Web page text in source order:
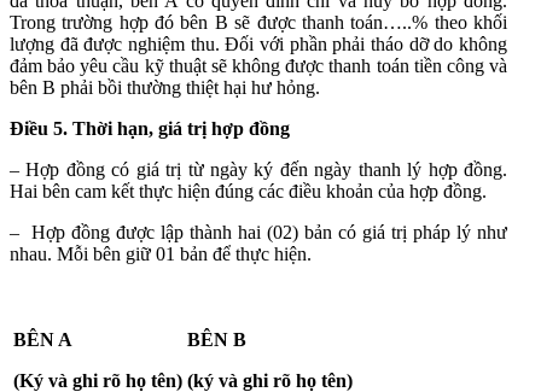
Trong trường hợp đó bên B sẽ được thanh toán…..% theo khối
lượng đã được nghiệm thu. Đối với phần phải tháo dỡ do không
đảm bảo yêu cầu kỹ thuật sẽ không được thanh toán tiền công và
bên B phải bồi thường thiệt hại hư hỏng.
Điều 5. Thời hạn, giá trị hợp đồng
– Hợp đồng có giá trị từ ngày ký đến ngày thanh lý hợp đồng.
Hai bên cam kết thực hiện đúng các điều khoản của hợp đồng.
– Hợp đồng được lập thành hai (02) bản có giá trị pháp lý như
nhau. Mỗi bên giữ 01 bản để thực hiện.
BÊN A
(Ký và ghi rõ họ tên)
BÊN B
(ký và ghi rõ họ tên)